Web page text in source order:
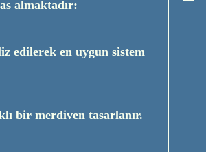
almaktadır:
edilerek en uygun sistem
bir merdiven tasarlanır.